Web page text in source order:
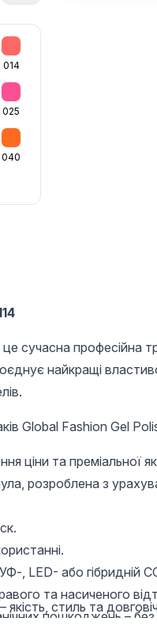
014
025
040
Гель лак перли
Global Fashion 5, 8
мл Гель лак перли
сучасна професійна
найкращі
Global Fashion Gel
ціни та преміальної
розроблена з
, LED- або гібридній
та насиченого
пошкоджень – без
стиль та